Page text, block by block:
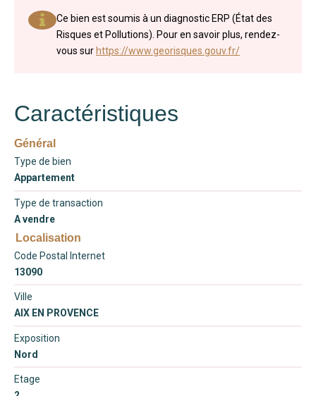
Ce bien est soumis à un diagnostic ERP (État des
Risques et Pollutions). Pour en savoir plus, rendez-
vous sur https://www.georisques.gouv.fr/
Caractéristiques
Général
Type de bien
Appartement
Type de transaction
A vendre
Localisation
Code Postal Internet
13090
Ville
AIX EN PROVENCE
Exposition
Nord
Etage